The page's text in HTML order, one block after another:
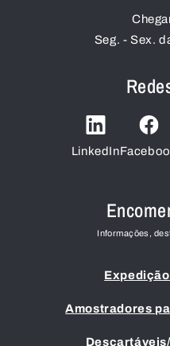
Seg. - Sex.
LinkedIn
Informações,
Amostradores